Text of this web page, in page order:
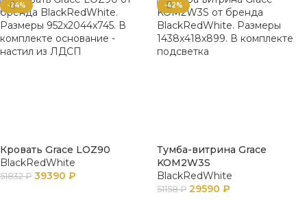
-24%
Кровать Grace LOZ90
BlackRedWhite
51832₽ 39390 ₽
-42%
Тумба-витрина Grace
KOM2W3S
BlackRedWhite
51158₽ 29590 ₽